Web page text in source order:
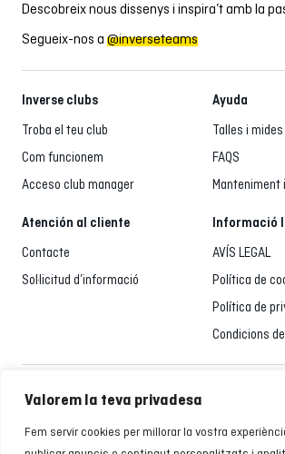
Valorem la teva privadesa
Fem servir cookies per millorar la vostra
Descobreix nous dissenys i inspira’t amb la
Segueix-nos a @inverseteams
Inverse clubs
Troba el teu club
Com funcionem
Acceso club manager
Ayuda
Talles i mides
FAQS
Atención al cliente
Contacte
Sol·licitud d’informació
Informació
AVÍS LEGAL
Política de
Política de
Condicions
Atenció al client